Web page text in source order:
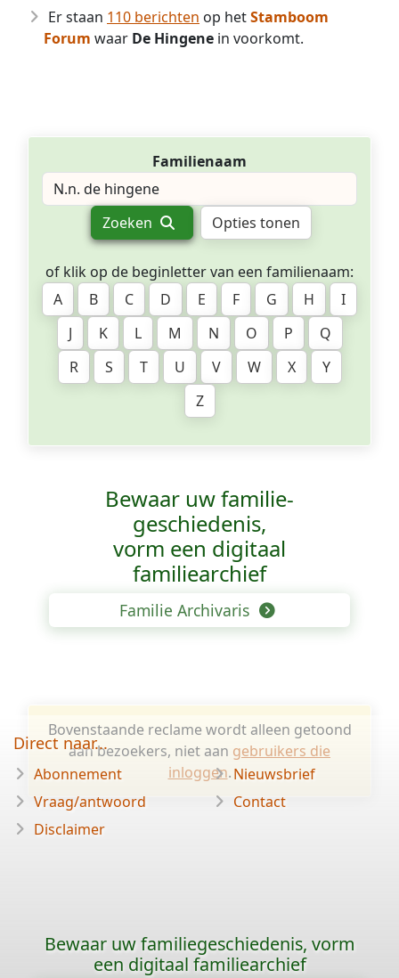
Er staan 110 berichten op hetStamboom
Forum waar De Hingene in voorkomt.
Familienaam
Zoeken Opties tonen
of klik op de beginletter van een familienaam:
A
B C D E F G H
I
J
K L M N O P
Q
R
S T U V W X
Y
Z
Bewaar uw familie­
geschiedenis,
vorm een digitaal
familiearchief
Familie Archivaris
Bovenstaande reclame wordt alleen getoond
aan bezoekers, niet aan gebruikers die
inloggen.
Direct naar...
Abonnement
Vraag/antwoord
Disclaimer
Nieuwsbrief
Contact
Bewaar uw familiegeschiedenis, vorm
een digitaal familiearchief